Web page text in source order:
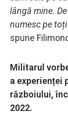
lângă mine.
numesc pe
spune
Militarul
a experienței
războiului,
2022.